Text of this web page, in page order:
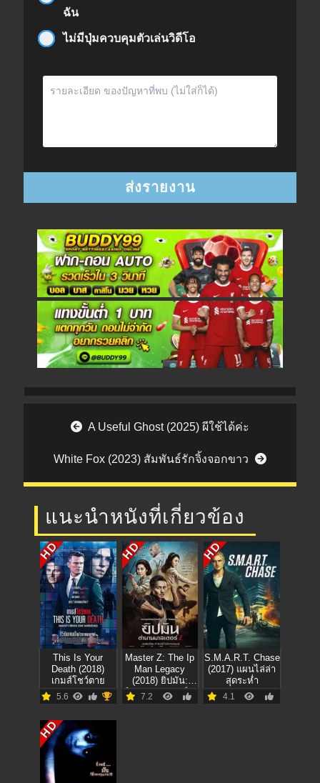
ฉัน
ไม่มีปุ่มควบคุมตัวเล่นวิดีโอ
Post navigation
A Useful Ghost (2025) ผีใช้ได้ค่ะ
White Fox (2023) สัมพันธ์รักจิ้งจอกขาว
แนะนำหนังที่เกี่ยวข้อง
HD
This Is Your
Death (2018)
เกมส์โชว์ตาย
5.6
HD
Master Z: The Ip
Man Legacy
(2018) ยิปมัน:
ตำนานมาสเตอร์ Z
7.2
HD
S.M.A.R.T. Chase
(2017) แผนไล่ล่า
สุดระห่ำ
4.1
HD